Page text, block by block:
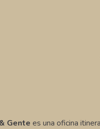
Gente es una oficina